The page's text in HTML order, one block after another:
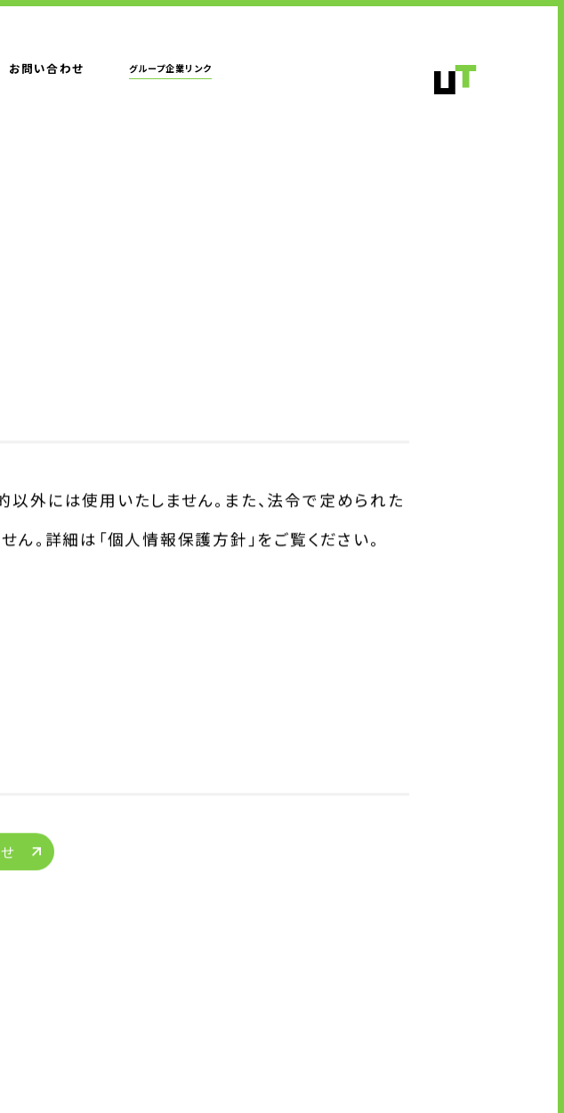
お問い合わせ グループ企業リンク
外には使用いたしません。また、法令で定められた
。詳細は「個人情報保護方針」をご覧ください。